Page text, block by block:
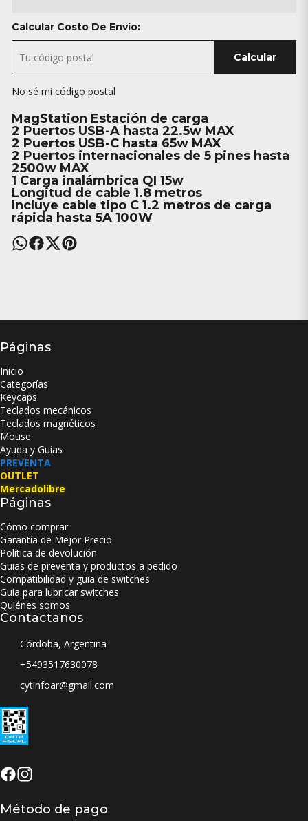
Calcular Costo De Envío:
Calcular
No sé mi código postal
MagStation Estación de carga
2 Puertos USB-A hasta 22.5w MAX
2 Puertos USB-C hasta 65w MAX
2 Puertos internacionales de 5 pines hasta
2500w MAX
1 Carga inalámbrica QI 15w
Longitud de cable 1.8 metros
Incluye cable tipo C 1.2 metros de carga
rápida hasta 5A 100W
Páginas
Inicio
Categorías
Keycaps
Teclados mecánicos
Teclados magnéticos
Mouse
Ayuda y Guias
PREVENTA
OUTLET
Mercadolibre
Páginas
Cómo comprar
Garantía de Mejor Precio
Política de devolución
Guias de preventa y productos a pedido
Compatibilidad y guia de switches
Guia para lubricar switches
Quiénes somos
Contactanos
Córdoba, Argentina
+5493517630078
cytinfoar@gmail.com
Método de pago